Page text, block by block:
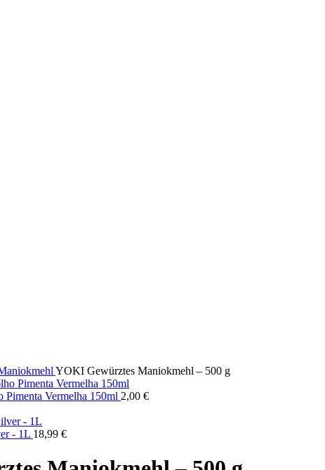
YOKI Gewürztes Maniokmehl – 500 g
Vermelha 150ml 2,00 €
- 1L 18,99 €